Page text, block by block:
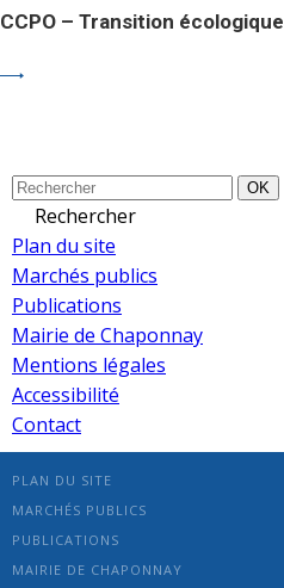
CCPO – Transition écologique
OK
Rechercher
Plan du site
Marchés publics
Publications
Mairie de Chaponnay
Mentions légales
Accessibilité
Contact
PLAN DU SITE
MARCHÉS PUBLICS
PUBLICATIONS
MAIRIE DE CHAPONNAY